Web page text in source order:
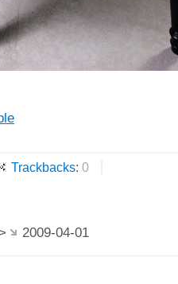
Trackbacks: 0
2009-04-01